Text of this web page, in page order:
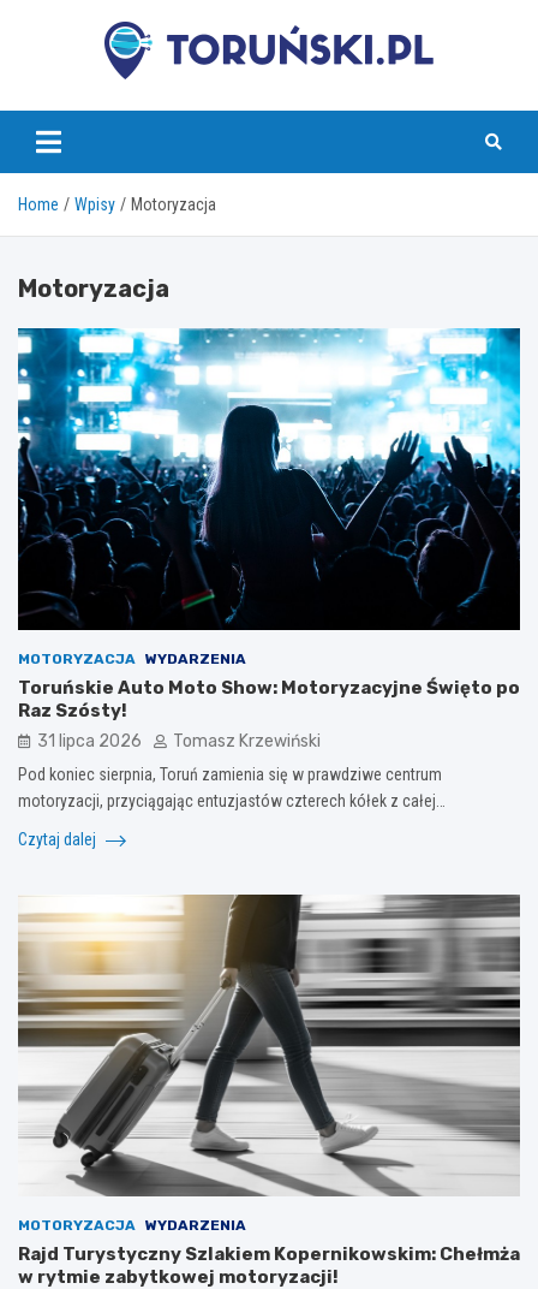
torunski.pl
Home Wpisy Motoryzacja
Motoryzacja
MOTORYZACJA WYDARZENIA
Toruńskie Auto Moto Show: Motoryzacyjne Święto po
Raz Szósty!
31 lipca 2026 Tomasz Krzewiński
Pod koniec sierpnia, Toruń zamienia się w prawdziwe centrum
motoryzacji, przyciągając entuzjastów czterech kółek z całej…
Czytaj dalej
MOTORYZACJA WYDARZENIA
Rajd Turystyczny Szlakiem Kopernikowskim: Chełmża
w rytmie zabytkowej motoryzacji!